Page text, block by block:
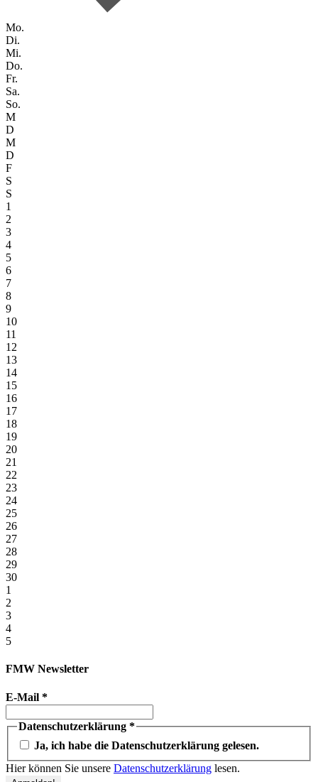
Mo.
Di.
Mi.
Do.
Fr.
Sa.
So.
M
D
M
D
F
S
S
1
2
3
4
5
6
7
8
9
10
11
12
13
14
15
16
17
18
19
20
21
22
23
24
25
26
27
28
29
30
1
2
3
4
5
FMW Newsletter
E-Mail *
Datenschutzerklärung *
Ja, ich habe die Datenschutzerklärung gelesen.
Hier können Sie unsere Datenschutzerklärung lesen.